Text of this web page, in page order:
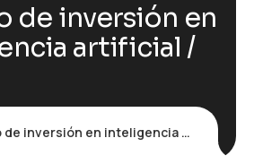
de inversión en
artificial
inversión en inteligencia artificial